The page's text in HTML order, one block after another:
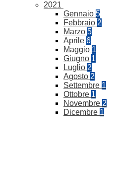
2021
Gennaio 5
Febbraio 2
Marzo 5
Aprile 6
Maggio 1
Giugno 1
Luglio 2
Agosto 2
Settembre 1
Ottobre 1
Novembre 2
Dicembre 1